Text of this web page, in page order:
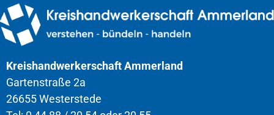
Kreishandwerkerschaft Ammerland
Gartenstraße 2a
26655 Westerstede